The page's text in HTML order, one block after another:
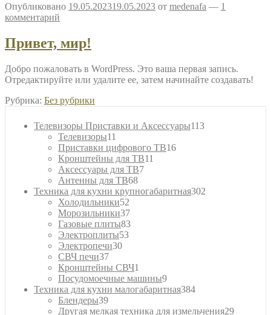
Опубликовано 19.05.202319.05.2023 от medenafa — 1
комментарий
Привет, мир!
Добро пожаловать в WordPress. Это ваша первая запись.
Отредактируйте или удалите ее, затем начинайте создавать!
Рубрика: Без рубрики
Телевизоры Приставки и Аксессуары113113
Телевизоры11
товаров
Приставки цифрового ТВ1616
Кронштейны для ТВ11
Аксессуары для ТВ77
Антенны для ТВ6868
товаров
Техника для кухни крупногабаритная302
Холодильники52
товара
Морозильники3737
товаров
Газовые плиты8383
Электроплиты5353
Электропечи3030
СВЧ печи3737
товаров
Кронштейны СВЧ1
товар
Посудомоечные машины99
товаров
Техника для кухни малогабаритная384384
Блендеры3939
товаров
Другая мелкая техника для измельчения2929